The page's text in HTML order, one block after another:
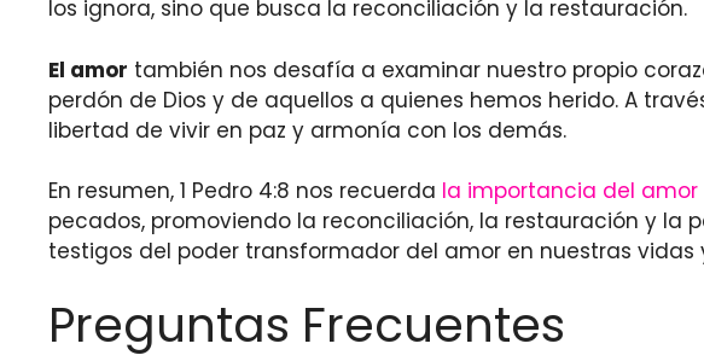
los ignora, sino que busca la reconciliación y la restauración.
El amor también nos desafía a examinar nuestro propio
perdón de Dios y de aquellos a quienes hemos herido. A
libertad de vivir en paz y armonía con los demás.
En resumen, 1 Pedro 4:8 nos recuerda la importancia del amor
pecados, promoviendo la reconciliación, la restauración y la
testigos del poder transformador del amor en nuestras vidas
Preguntas Frecuentes